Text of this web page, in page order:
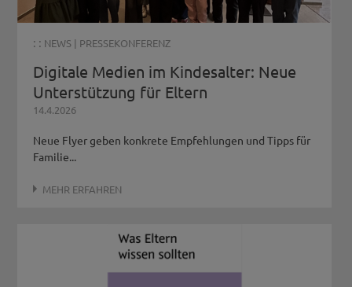
: : NEWS | PRESSEKONFERENZ
Digitale Medien im Kindesalter: Neue
Unterstützung für Eltern
14.4.2026
Neue Flyer geben konkrete Empfehlungen und Tipps für
Familie...
MEHR ERFAHREN